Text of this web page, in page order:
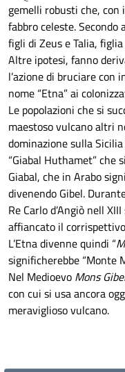
gemelli robusti che,
fabbro celeste.
figli di Zeus e Talia,
Altre ipotesi, fanno
l’azione di bruciare con
nome “Etna” ai
Le popolazioni che si
maestoso vulcano altri
dominazione sulla
“Giabal Huthamet” che
Giabal, che in Arabo
divenendo Gibel.
Re Carlo d’Angiò nell
affiancato il
L’Etna divenne quindi “
significherebbe “Monte
Nel Medioevo Mons
con cui si usa ancora
meraviglioso vulcano.